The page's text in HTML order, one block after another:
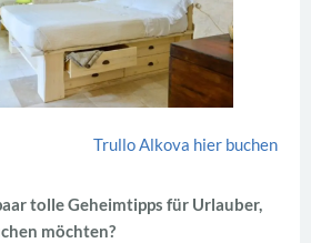
Trullo Alkova hier buchen
tolle Geheimtipps für Urlauber,
möchten?